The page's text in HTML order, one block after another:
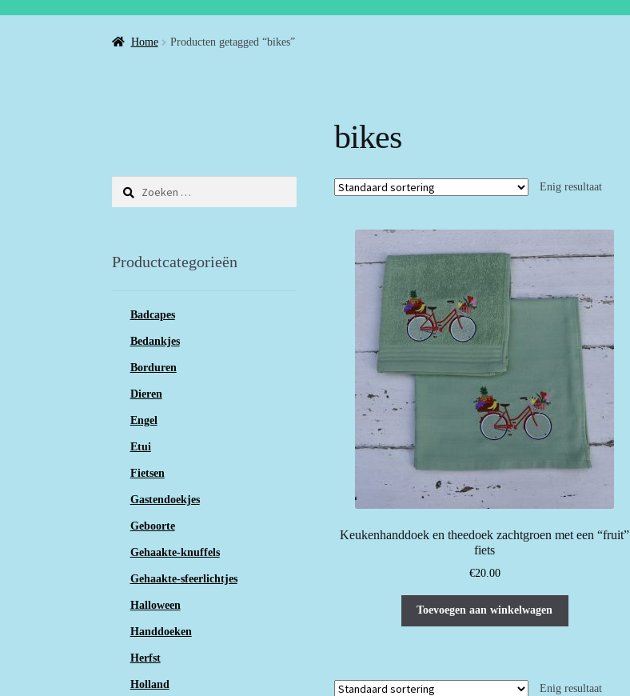
Home Producten getagged “bikes”
bikes
Enig resultaat
Keukenhanddoek en theedoek zachtgroen met een “fruit”
fiets
€20.00
Toevoegen aan winkelwagen
Enig resultaat
naar:
Productcategorieën
Badcapes
Bedankjes
Borduren
Dieren
Engel
Etui
Fietsen
Gastendoekjes
Geboorte
Gehaakte-knuffels
Gehaakte-sfeerlichtjes
Halloween
Handdoeken
Herfst
Holland